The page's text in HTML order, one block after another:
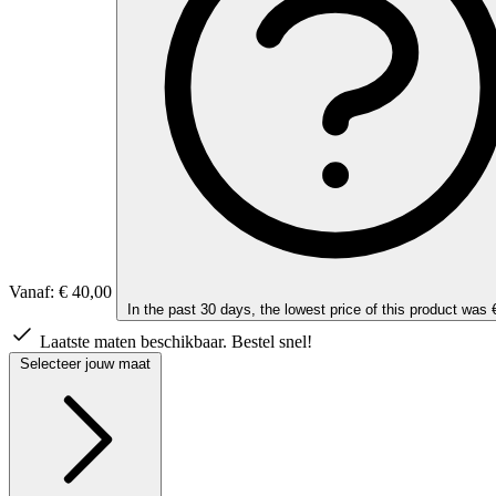
Vanaf: € 40,00
In the past 30 days, the lowest price of this product was
Laatste maten beschikbaar. Bestel snel!
Selecteer jouw maat